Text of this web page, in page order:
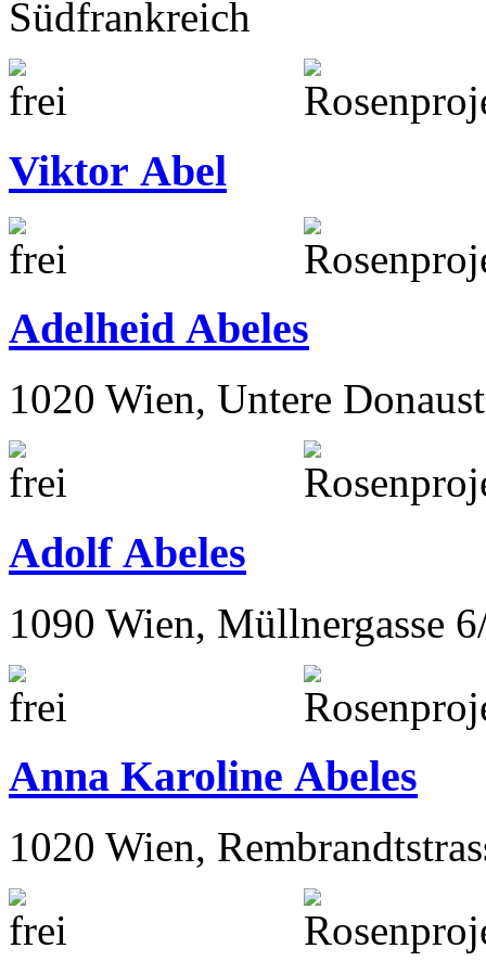
Südfrankreich
Viktor Abel
Adelheid Abeles
1020 Wien, Untere
Adolf Abeles
1090 Wien, Müllnergasse
Anna Karoline Abeles
1020 Wien,